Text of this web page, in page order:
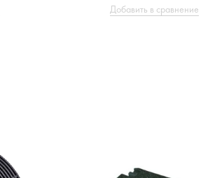
Добавить в сравнение